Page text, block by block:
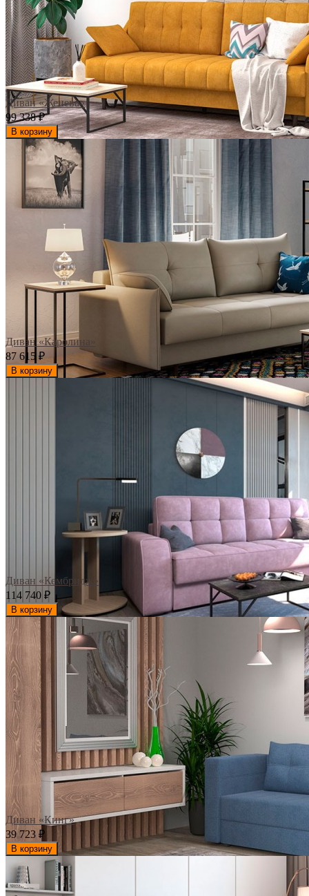
Диван «Женева»
99 338₽
В корзину
Диван «Каролина»
87 615 ₽
В корзину
Диван «Кембридж»
114 740 ₽
В корзину
Диван «Кинг»
39 723 ₽
В корзину